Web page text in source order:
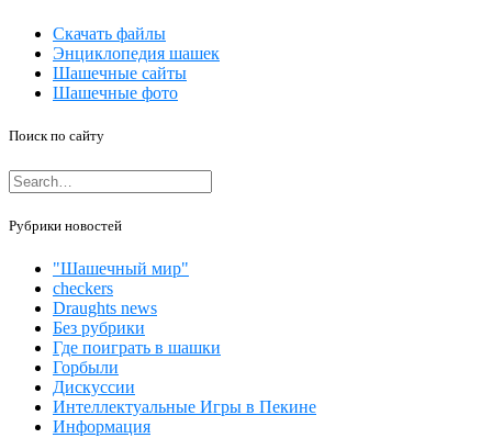
Скачать файлы
Энциклопедия шашек
Шашечные сайты
Шашечные фото
Поиск по сайту
Рубрики новостей
"Шашечный мир"
checkers
Draughts news
Без рубрики
Где поиграть в шашки
Горбыли
Дискуссии
Интеллектуальные Игры в Пекине
Информация